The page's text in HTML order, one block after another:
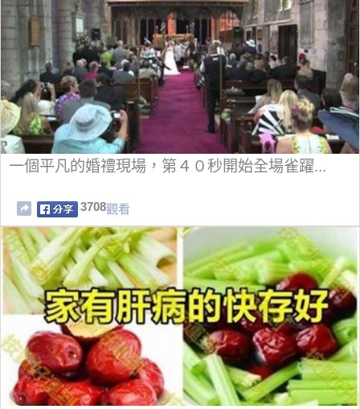
一個平凡的婚禮現場，第４０秒開始全場雀躍...
3708觀看